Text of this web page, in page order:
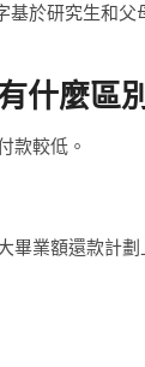
於研究生和
什麼區
款較低。
畢業額還款計